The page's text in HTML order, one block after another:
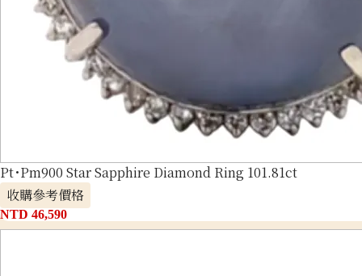
Pt･Pm900 Star Sapphire Diamond Ring 101.81ct
收購參考價格
NTD 46,590